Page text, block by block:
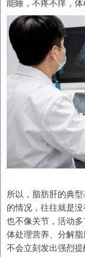
能睡，不疼不痒，体
所以，脂肪肝的典
的情况，往往就是
也不像关节，活动
体处理营养、分解
不会立刻发出强烈提